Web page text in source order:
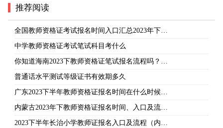
推荐阅读
全国教师资格证考试报名时间入口汇总2023年下…
中学教师资格证考试笔试科目考什么
你知道海南2023下教师资格证笔试报名流程吗？…
普通话水平测试等级证书有效期多久
广东2023下半年教师资格证报名时间在什么时候…
内蒙古2023年下教师资格证报名时间、入口及流…
2023下半年长治小学教师证报名入口及流程（内…